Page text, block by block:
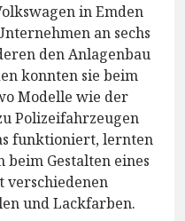
in Emden
an sechs
den Anlagenbau
konnten sie beim
Modelle wie der
Polizeifahrzeugen
funktioniert, lernten
Gestalten eines
verschiedenen
und Lackfarben.